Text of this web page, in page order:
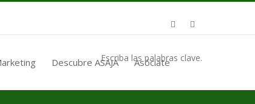
Descubre ASAJA Asóciate
Escriba las palabras clave.